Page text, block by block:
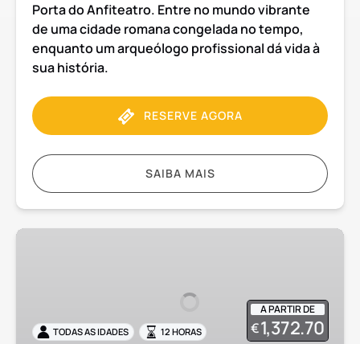
Porta do Anfiteatro. Entre no mundo vibrante
de uma cidade romana congelada no tempo,
enquanto um arqueólogo profissional dá vida à
sua história.
RESERVE AGORA
SAIBA MAIS
Excursão
partir
A PARTIR DE
€1,372.70
TODAS AS IDADES 12 HORAS